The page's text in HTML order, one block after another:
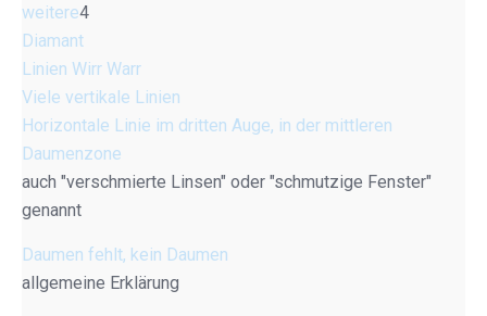
weitere4
Diamant
Linien Wirr Warr
Viele vertikale Linien
Horizontale Linie im dritten Auge, in der mittleren
Daumenzone
auch "verschmierte Linsen" oder "schmutzige Fenster"
genannt
Daumen fehlt, kein Daumen
allgemeine Erklärung